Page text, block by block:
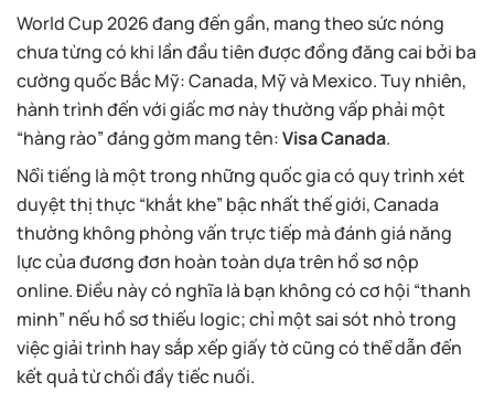
World Cup 2026 đang đến gần, mang theo sức nóng
chưa từng có khi lần đầu tiên được đồng đăng cai bởi ba
cường quốc Bắc Mỹ: Canada, Mỹ và Mexico. Tuy nhiên,
hành trình đến với giấc mơ này thường vấp phải một
“hàng rào” đáng gờm mang tên:Visa Canada.
Nổi tiếng là một trong những quốc gia có quy trình xét
duyệt thị thực “khắt khe” bậc nhất thế giới, Canada
thường không phỏng vấn trực tiếp mà đánh giá năng
lực của đương đơn hoàn toàn dựa trên hồ sơ nộp
online. Điều này có nghĩa là bạn không có cơ hội “thanh
minh” nếu hồ sơ thiếu logic; chỉ một sai sót nhỏ trong
việc giải trình hay sắp xếp giấy tờ cũng có thể dẫn đến
kết quả từ chối đầy tiếc nuối.